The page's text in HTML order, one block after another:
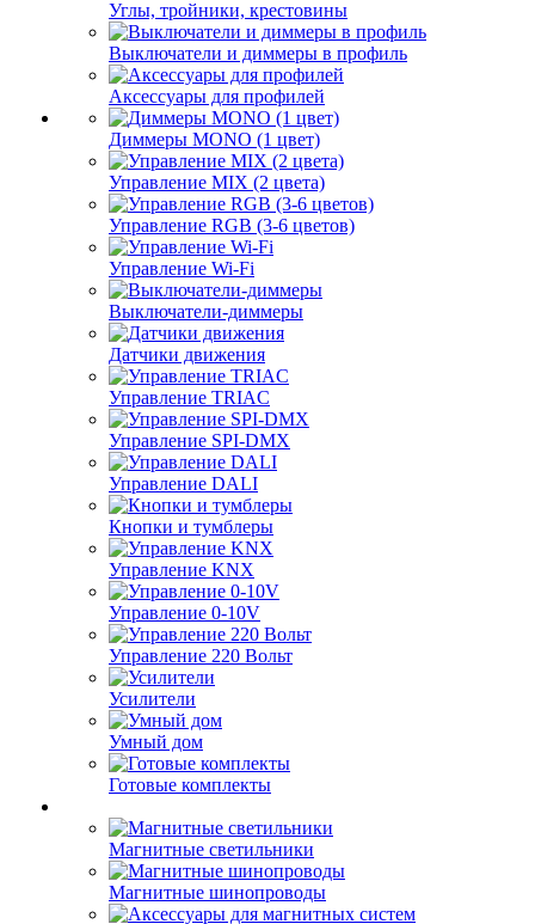
Углы, тройники, крестовины
Выключатели и диммеры в профиль
Аксессуары для профилей
Диммеры MONO (1 цвет)
Управление MIX (2 цвета)
Управление RGB (3-6 цветов)
Управление Wi-Fi
Выключатели-диммеры
Датчики движения
Управление TRIAC
Управление SPI-DMX
Управление DALI
Кнопки и тумблеры
Управление KNX
Управление 0-10V
Управление 220 Вольт
Усилители
Умный дом
Готовые комплекты
Магнитные светильники
Магнитные шинопроводы